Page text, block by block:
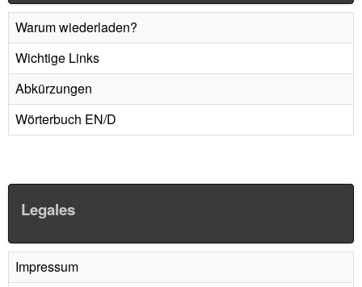
Warum wiederladen?
Wichtige Links
Abkürzungen
Wörterbuch EN/D
Legales
Impressum